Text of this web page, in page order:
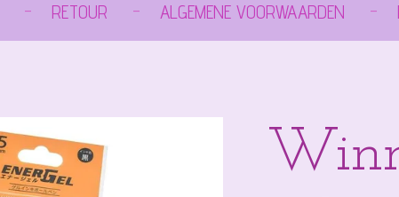
RETOUR ALGEMENE VOORWAARDEN